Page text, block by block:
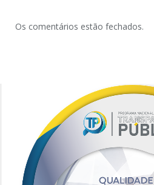
Os comentários estão fechados.